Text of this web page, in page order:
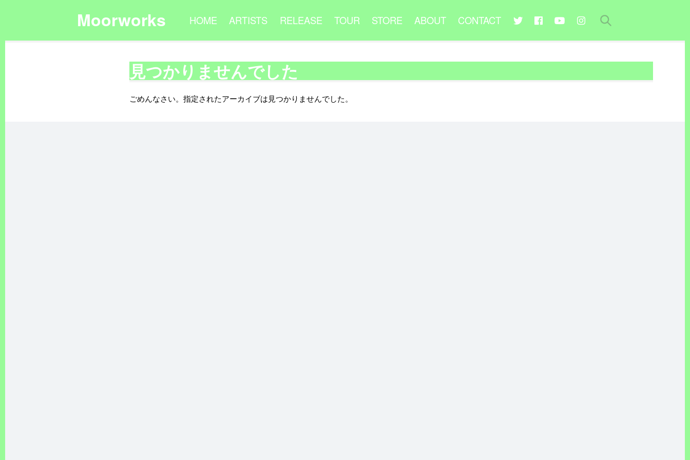
Moorworks HOME ARTISTS RELEASE TOUR STORE ABOUT CONTACT
見つかりませんでした
ごめんなさい。指定されたアーカイブは見つかりませんでした。